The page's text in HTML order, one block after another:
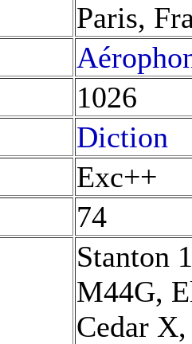
Paris,
1026
Diction
Exc++
74
Stanton
M44G,
Cedar